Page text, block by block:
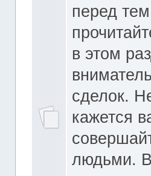
перед
в этом
сделок.
кажется
людьми.